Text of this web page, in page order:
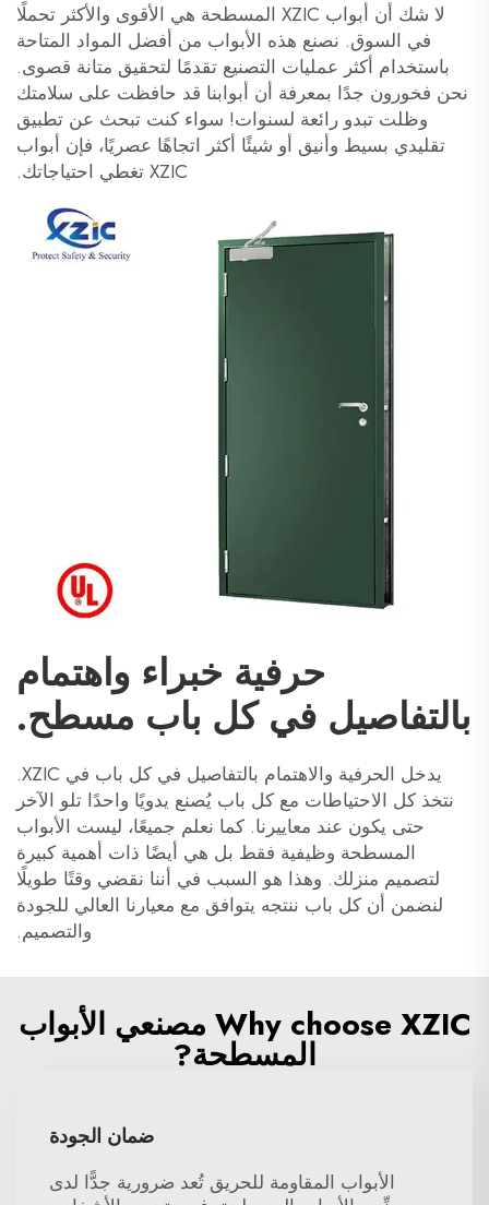
لا شك أن أبواب XZIC المسطحة هي الأقوى والأكثر تحملًا
في السوق. نصنع هذه الأبواب من أفضل المواد المتاحة
باستخدام أكثر عمليات التصنيع تقدمًا لتحقيق متانة قصوى.
نحن فخورون جدًا بمعرفة أن أبوابنا قد حافظت على سلامتك
وظلت تبدو رائعة لسنوات! سواء كنت تبحث عن تطبيق
تقليدي بسيط وأنيق أو شيئًا أكثر اتجاهًا عصريًا، فإن أبواب
XZIC تغطي احتياجاتك.
حرفية خبراء واهتمام
بالتفاصيل في كل باب مسطح.
يدخل الحرفية والاهتمام بالتفاصيل في كل باب في XZIC.
نتخذ كل الاحتياطات مع كل باب يُصنع يدويًا واحدًا تلو الآخر
حتى يكون عند معاييرنا. كما نعلم جميعًا، ليست الأبواب
المسطحة وظيفية فقط بل هي أيضًا ذات أهمية كبيرة
لتصميم منزلك. وهذا هو السبب في أننا نقضي وقتًا طويلًا
لنضمن أن كل باب ننتجه يتوافق مع معيارنا العالي للجودة
والتصميم.
Why choose XZIC مصنعي الأبواب
المسطحة?
ضمان الجودة
الأبواب المقاومة للحريق تُعد ضرورية جدًّا لدى